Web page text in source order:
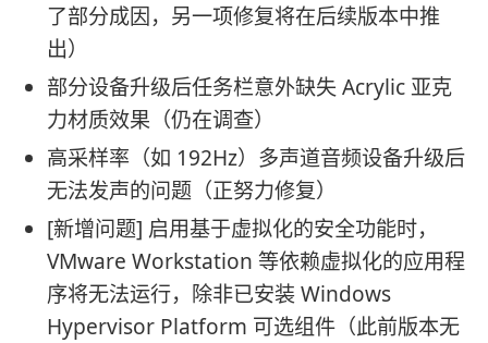
了部分成因，另一项修复将在后续版本中推
出）
部分设备升级后任务栏意外缺失 Acrylic 亚克
力材质效果（仍在调查）
高采样率（如 192Hz）多声道音频设备升级后
无法发声的问题（正努力修复）
[新增问题] 启用基于虚拟化的安全功能时，
VMware Workstation 等依赖虚拟化的应用程
序将无法运行，除非已安装 Windows
Hypervisor Platform 可选组件（此前版本无